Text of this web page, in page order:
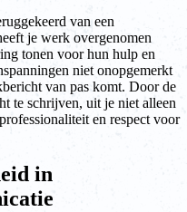
van een
je werk overgenomen
tonen voor hun hulp en
niet onopgemerkt
van pas komt. Door de
te schrijven, uit je niet alleen
en respect voor
in